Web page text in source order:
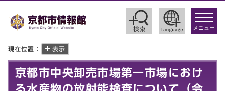
toggle
メニュー
現在位置： 表示
京都市中央卸売市場第一市場におけ